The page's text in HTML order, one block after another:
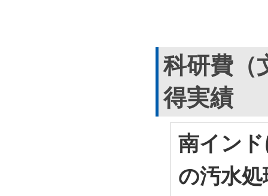
科研費（
得実績
南イン
の汚水